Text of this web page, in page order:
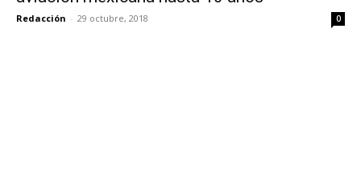
Redacción - 29 octubre, 2018 0